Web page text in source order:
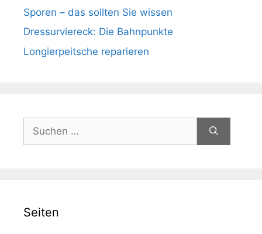
Sporen – das sollten Sie wissen
Dressurviereck: Die Bahnpunkte
Longierpeitsche reparieren
nach:
Seiten